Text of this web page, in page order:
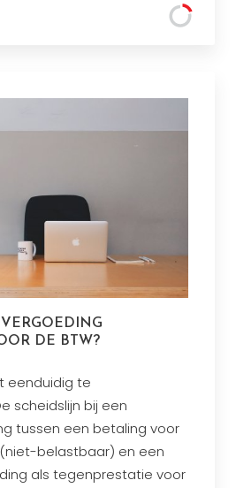
DE BTW?
eenduidig te
scheidslijn bij een
tussen een betaling voor
belastbaar) en een
als tegenprestatie voor